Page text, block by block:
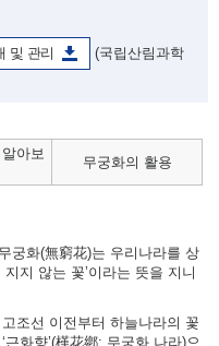
및 관리
(국립산림과학
아보
무궁화의 활용
궁화(無窮花)는 우리나라를 상
지 않는 꽃’이라는 뜻을 지니
조선 이전부터 하늘나라의 꽃
화향’(槿花鄕: 무궁화 나라)으